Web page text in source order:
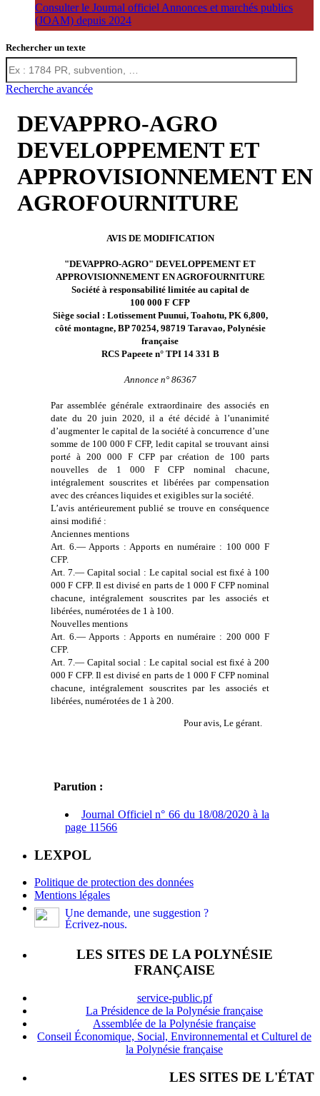
Consulter le Journal officiel Annonces et marchés publics
(JOAM) depuis 2024
Rechercher un texte
Recherche avancée
DEVAPPRO-AGRO
DEVELOPPEMENT ET
APPROVISIONNEMENT EN
AGROFOURNITURE
AVIS DE MODIFICATION
"DEVAPPRO-AGRO" DEVELOPPEMENT ET
APPROVISIONNEMENT EN AGROFOURNITURE
Société à responsabilité limitée au capital de
100 000 F CFP
Siège social : Lotissement Puunui, Toahotu, PK 6,800,
côté montagne, BP 70254, 98719 Taravao, Polynésie
française
RCS Papeete n° TPI 14 331 B
Annonce n° 86367
Par assemblée générale extraordinaire des associés en
date du 20 juin 2020, il a été décidé à l’unanimité
d’augmenter le capital de la société à concurrence d’une
somme de 100 000 F CFP, ledit capital se trouvant ainsi
porté à 200 000 F CFP par création de 100 parts
nouvelles de 1 000 F CFP nominal chacune,
intégralement souscrites et libérées par compensation
avec des créances liquides et exigibles sur la société.
L’avis antérieurement publié se trouve en conséquence
ainsi modifié :
Anciennes mentions
Art. 6.— Apports : Apports en numéraire : 100 000 F
CFP.
Art. 7.— Capital social : Le capital social est fixé à 100
000 F CFP. Il est divisé en parts de 1 000 F CFP nominal
chacune, intégralement souscrites par les associés et
libérées, numérotées de 1 à 100.
Nouvelles mentions
Art. 6.— Apports : Apports en numéraire : 200 000 F
CFP.
Art. 7.— Capital social : Le capital social est fixé à 200
000 F CFP. Il est divisé en parts de 1 000 F CFP nominal
chacune, intégralement souscrites par les associés et
libérées, numérotées de 1 à 200.
Pour avis, Le gérant.
Parution :
Journal Officiel n° 66 du 18/08/2020 à la
page 11566
LEXPOL
Politique de protection des données
Mentions légales
Une demande, une suggestion ?
Écrivez-nous.
LES SITES DE LA POLYNÉSIE
FRANÇAISE
service-public.pf
La Présidence de la Polynésie française
Assemblée de la Polynésie française
Conseil Économique, Social, Environnemental et Culturel de
la Polynésie française
LES SITES DE L'ÉTAT